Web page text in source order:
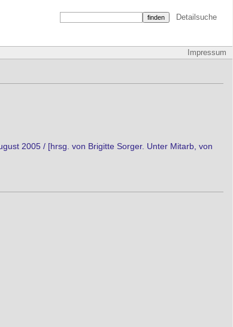
Detailsuche
Impressum
2005 / [hrsg. von Brigitte Sorger. Unter Mitarb, von